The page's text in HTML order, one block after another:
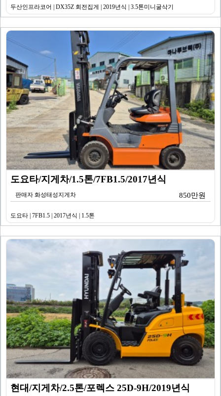
두산인프라코어 | DX35Z 회전집게 | 2019년식 | 3.5톤미니굴삭기
도요타/지게차/1.5톤/7FB1.5/2017년식
판매자 화성태성지게차 850만원
도요타 | 7FB1.5 | 2017년식 | 1.5톤
현대/지게차/2.5톤/포렉스 25D-9H/2019년식